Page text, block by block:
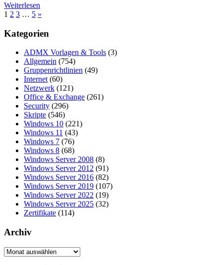
Weiterlesen
Seitennummerierung
der
Beiträge
1 2 3 … 5 Nächste
»
Kategorien
ADMX Vorlagen & Tools (3)
Allgemein (754)
Gruppenrichtlinien (49)
Internet (60)
Netzwerk (121)
Office & Exchange (261)
Security (296)
Skripte (546)
Windows 10 (221)
Windows 11 (43)
Windows 7 (76)
Windows 8 (68)
Windows Server 2008 (8)
Windows Server 2012 (91)
Windows Server 2016 (82)
Windows Server 2019 (107)
Windows Server 2022 (19)
Windows Server 2025 (32)
Zertifikate (114)
Archiv
Archiv